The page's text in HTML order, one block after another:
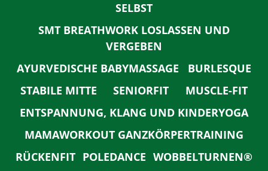
SELBST
SMT BREATHWORK LOSLASSEN UND
VERGEBEN
AYURVEDISCHE BABYMASSAGE
BURLESQUE
STABILE MITTE
SENIORFIT
MUSCLE-FIT
ENTSPANNUNG, KLANG UND KINDERYOGA
MAMAWORKOUT GANZKÖRPERTRAINING
RÜCKENFIT POLEDANCE WOBBELTURNEN®